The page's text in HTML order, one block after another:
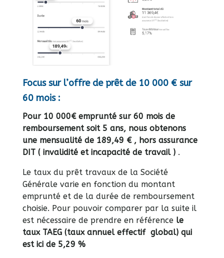
Focus sur l’offre de prêt de 10 000 € sur
60 mois :
Pour 10 000€ emprunté sur 60 mois de
remboursement soit 5 ans, nous obtenons
une mensualité de 189,49 € , hors assurance
DIT ( invalidité et incapacité de travail ) .
Le taux du prêt travaux de la Société
Générale varie en fonction du montant
emprunté et de la durée de remboursement
choisie. Pour pouvoir comparer par la suite il
est nécessaire de prendre en référencele
taux TAEG (taux annuel effectif global) qui
est ici de 5,29 %